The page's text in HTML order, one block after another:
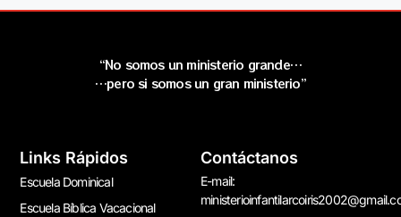
“No somos un ministerio grande…
…pero si somos un gran ministerio”
Links Rápidos
Escuela Dominical
Escuela Bíblica Vacacional
Contáctanos
E-mail: